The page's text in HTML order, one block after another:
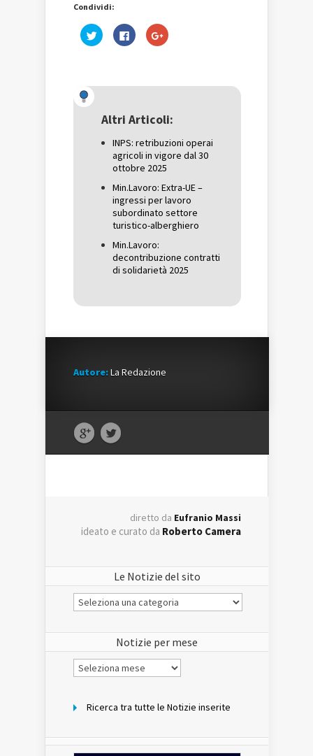
Condividi:
Fai
clic
una
nuova
Fai
clic
nuova
finestra)
Fai
clic
una
nuova
Altri Articoli:
INPS: retribuzioni operai
agricoli in vigore dal 30
ottobre 2025
Min.Lavoro: Extra-UE –
ingressi per lavoro
subordinato settore
turistico-alberghiero
Min.Lavoro:
decontribuzione contratti
di solidarietà 2025
Autore:La Redazione
diretto da Eufranio Massi
ideato e curato da Roberto Camera
Le Notizie del sito
Le
Notizie
Notizie per mese
Notizie
per
Ricerca tra tutte le Notizie inserite